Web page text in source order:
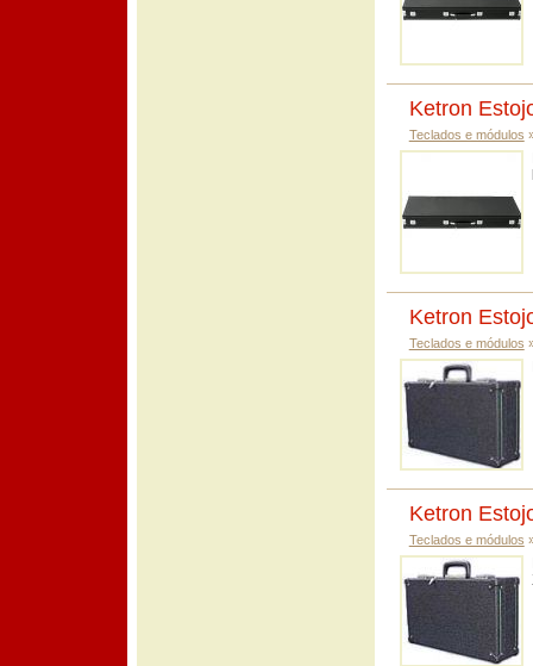
Ketron
Teclados e módulos
Ketron
Teclados e módulos
Ketron
Teclados e módulos